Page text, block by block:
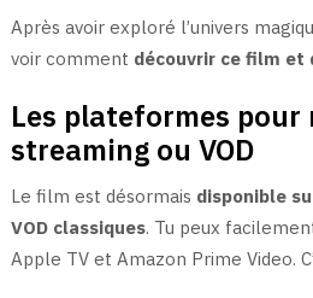
Après avoir exploré l’univers
voir comment découvrir ce film et
Les plateformes pour
streaming ou VOD
Le film est désormais disponible
VOD classiques. Tu peux
Apple TV et Amazon Prime Video.